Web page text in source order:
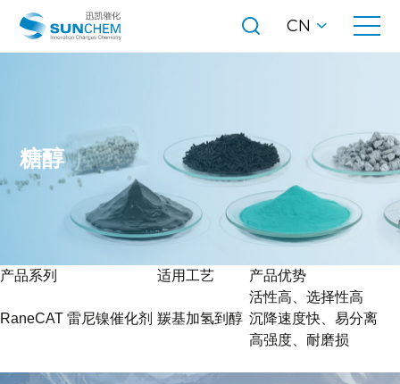
CN
糖醇
产品系列 适用工艺 产品优势
RaneCAT 雷尼镍催化剂 羰基加氢到醇
活性高、选择性高
沉降速度快、易分离
高强度、耐磨损